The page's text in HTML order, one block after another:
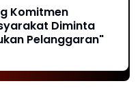
Komitmen
Diminta
Pelanggaran"